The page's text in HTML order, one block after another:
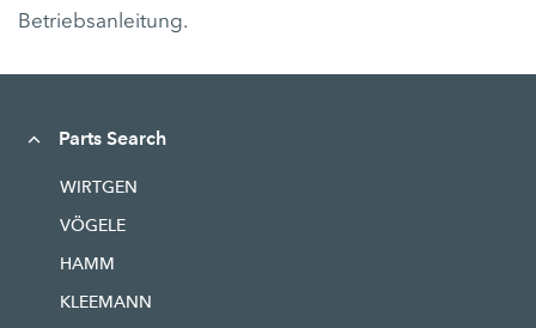
Betriebsanleitung.
Parts Search
WIRTGEN
VÖGELE
HAMM
KLEEMANN